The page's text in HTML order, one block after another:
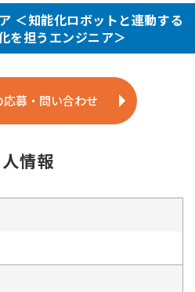
＜知能化ロボットと連動する
を担うエンジニア＞
応募・問い合わせ
情報